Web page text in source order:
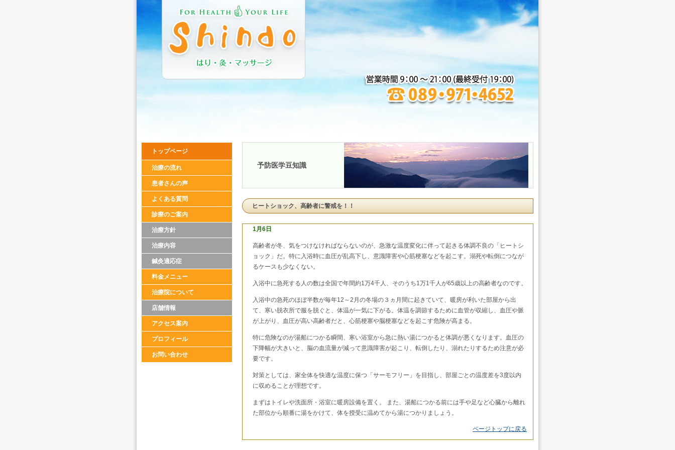
トップページ
治療の流れ
患者さんの声
よくある質問
診療のご案内
治療方針
治療内容
鍼灸適応症
料金メニュー
治療院について
店舗情報
アクセス案内
プロフィール
お問い合わせ
予防医学豆知識
ヒートショック、高齢者に警戒を！！
1月6日
高齢者が冬、気をつけなければならないのが、急激な温度変化に伴って起きる体調不良の「ヒートシ
ョック」だ。特に入浴時に血圧が乱高下し、意識障害や心筋梗塞などを起こす。溺死や転倒につなが
るケースも少なくない。
入浴中に急死する人の数は全国で年間約1万4千人、そのうち1万1千人が65歳以上の高齢者なのです。
入浴中の急死のほぼ半数が毎年12～2月の冬場の３ヵ月間に起きていて、暖房が利いた部屋から出
て、寒い脱衣所で服を脱ぐと、体温が一気に下がる。体温を調節するために血管が収縮し、血圧や脈
が上がり、血圧が高い高齢者だと、心筋梗塞や脳梗塞などを起こす危険が高まる。
特に危険なのが湯船につかる瞬間、寒い浴室から急に熱い湯につかると体調が悪くなります。血圧の
下降幅が大きいと、脳の血流量が減って意識障害が起こり、転倒したり、溺れたりするため注意が必
要です。
対策としては、家全体を快適な温度に保つ「サーモフリー」を目指し、部屋ごとの温度差を3度以内
に収めることが理想です。
まずはトイレや洗面所・浴室に暖房設備を置く。 また、湯船につかる前には手や足など心臓から離れ
た部位から順番に湯をかけて、体を授受に温めてから湯につかりましょう。
ページトップに戻る